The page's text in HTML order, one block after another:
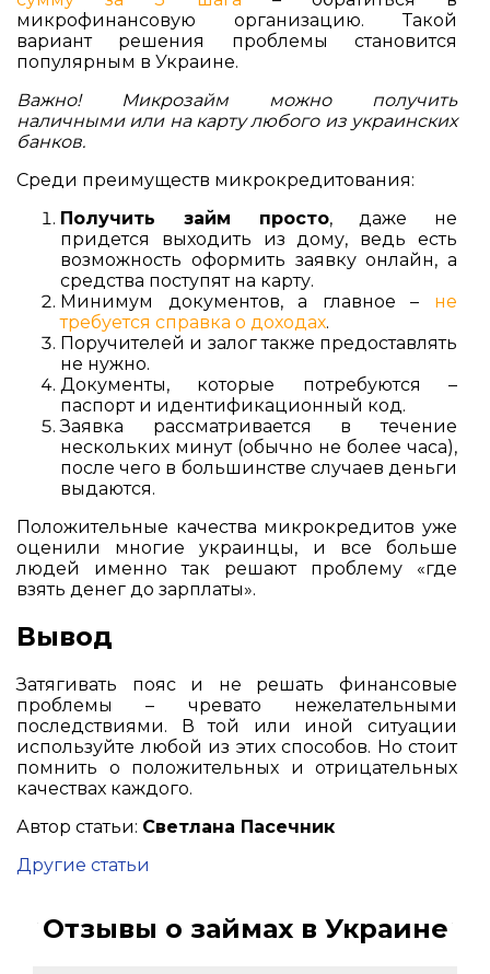
микрофинансовую организацию. Такой
вариант решения проблемы становится
популярным в Украине.
Важно! Микрозайм можно получить
наличными или на карту любого из украинских
банков.
Среди преимуществ микрокредитования:
Получить займ просто, даже не
придется выходить из дому, ведь есть
возможность оформить заявку онлайн, а
средства поступят на карту.
Минимум документов, а главное – не
требуется справка о доходах.
Поручителей и залог также предоставлять
не нужно.
Документы, которые потребуются –
паспорт и идентификационный код.
Заявка рассматривается в течение
нескольких минут (обычно не более часа),
после чего в большинстве случаев деньги
выдаются.
Положительные качества микрокредитов уже
оценили многие украинцы, и все больше
людей именно так решают проблему «где
взять денег до зарплаты».
Вывод
Затягивать пояс и не решать финансовые
проблемы – чревато нежелательными
последствиями. В той или иной ситуации
используйте любой из этих способов. Но стоит
помнить о положительных и отрицательных
качествах каждого.
Автор статьи: Светлана Пасечник
Другие статьи
Отзывы о займах в Украине